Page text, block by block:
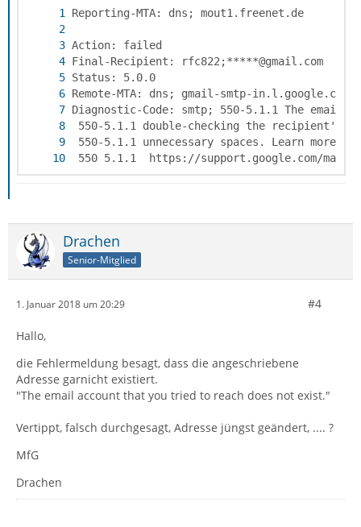
550 5.1.1  https://support.google.com/mail/
Drachen
Senior-Mitglied
1. Januar 2018 um 20:29 #4
Hallo,
die Fehlermeldung besagt, dass die angeschriebene
Adresse garnicht existiert.
"The email account that you tried to reach does not exist."
Vertippt, falsch durchgesagt, Adresse jüngst geändert, .... ?
MfG
Drachen